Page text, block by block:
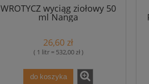
WROTYCZ wyciąg ziołowy 50
ml Nanga
26,60 zł
( 1 litr = 532,00 zł )
do koszyka